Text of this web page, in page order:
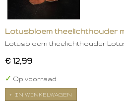
Lotusbloem theelichthouder
Lotusbloem theelichthouder
€ 12,99
✓ Op voorraad
IN WINKELWAGEN